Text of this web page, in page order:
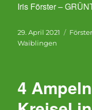
Iris Förster –
Veröffentlicht
am
29. April 2021 Förster
Waiblingen
4